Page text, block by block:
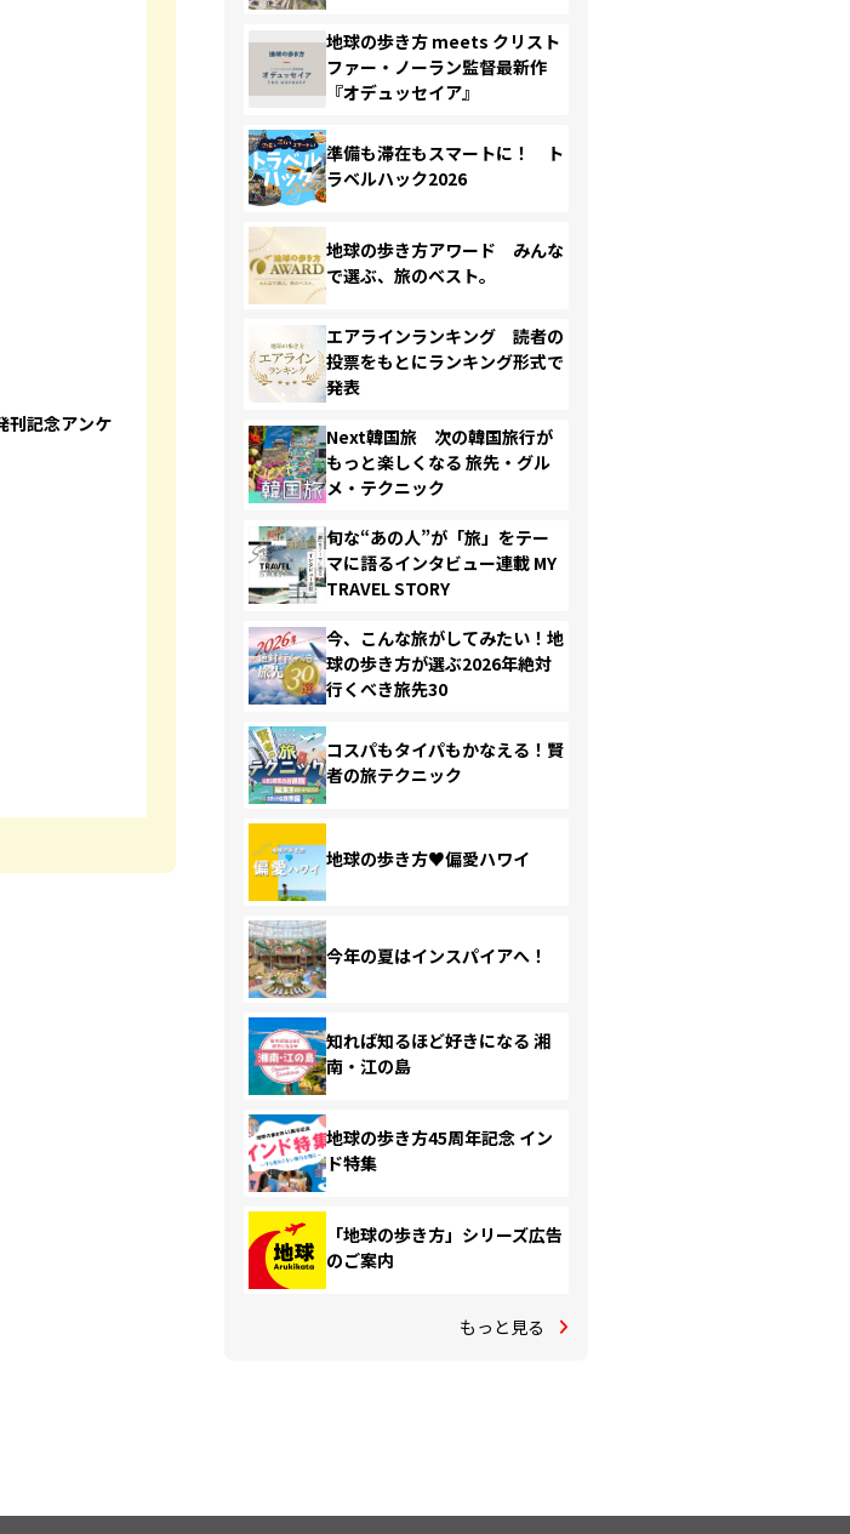
刊記念アンケ
地球の歩き方 meets クリスト
ファー・ノーラン監督最新作
『オデュッセイア』
準備も滞在もスマートに！ ト
ラベルハック2026
地球の歩き方アワード みんな
で選ぶ、旅のベスト。
エアラインランキング 読者の
投票をもとにランキング形式で
発表
Next韓国旅 次の韓国旅行が
もっと楽しくなる 旅先・グル
メ・テクニック
旬な“あの人”が「旅」をテー
マに語るインタビュー連載 MY
TRAVEL STORY
今、こんな旅がしてみたい！地
球の歩き方が選ぶ2026年絶対
行くべき旅先30
コスパもタイパもかなえる！賢
者の旅テクニック
地球の歩き方♥偏愛ハワイ
今年の夏はインスパイアへ！
知れば知るほど好きになる 湘
南・江の島
地球の歩き方45周年記念 イン
ド特集
「地球の歩き方」シリーズ広告
のご案内
もっと見る